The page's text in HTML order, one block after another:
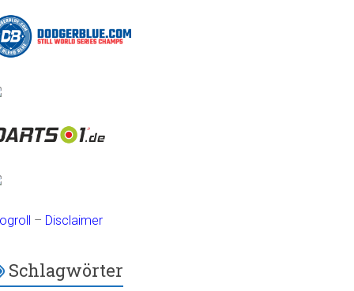
– Disclaimer
Schlagwörter